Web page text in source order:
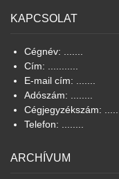
KAPCSOLAT
Cégnév: .......
Cím: ...........
E-mail cím: .......
Adószám: ........
Cégjegyzékszám: .......
Telefon: ........
ARCHÍVUM